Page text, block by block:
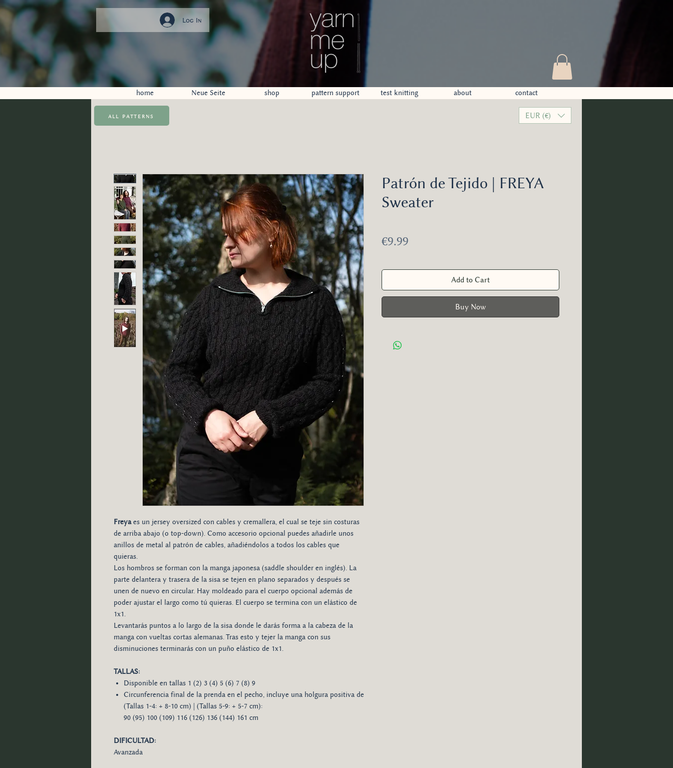
Log In
home Neue Seite shop pattern support test knitting about contact
Freyaes un jersey oversized con cables y cremallera, el cual se teje sin costuras
de arriba abajo (o top-down). Como accesorio opcional puedes añadirle unos
anillos de metal al patrón de cables, añadiéndolos a todos los cables que
quieras.
Los hombros se forman con la manga japonesa (saddle shoulder en inglés). La
parte delantera y trasera de la sisa se tejen en plano separados y después se
unen de nuevo en circular. Hay moldeado para el cuerpo opcional además de
poder ajustar el largo como tú quieras. El cuerpo se termina con un elástico de
1x1.
Levantarás puntos a lo largo de la sisa donde le darás forma a la cabeza de la
manga con vueltas cortas alemanas. Tras esto y tejer la manga con sus
disminuciones terminarás con un puño elástico de 1x1.
TALLAS:
Disponible en tallas 1 (2) 3 (4) 5 (6) 7 (8) 9
Circunferencia final de la prenda en el pecho, incluye una holgura positiva de
(Tallas 1-4: + 8-10 cm) | (Tallas 5-9: + 5-7 cm):
90 (95) 100 (109) 116 (126) 136 (144) 161 cm
DIFICULTAD:
Avanzada
Patrón de Tejido | FREYA
Sweater
€9.99
Add to Cart
Buy Now
EUR (€)
all patterns